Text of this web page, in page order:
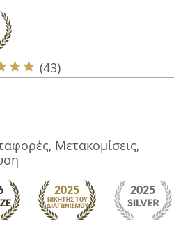
(43)
Μετακομίσεις,